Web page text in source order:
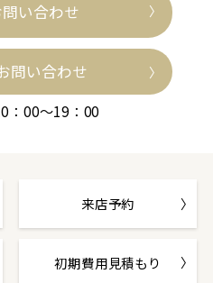
い合わせ
問い合わせ
：00～19：00
来店予約
初期費用見積もり